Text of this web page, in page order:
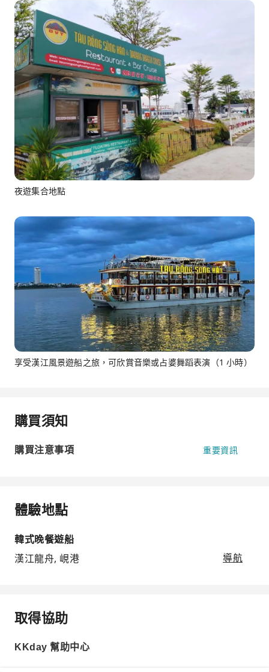
夜遊集合地點
享受漢江風景遊船之旅，可欣賞音樂或占婆舞蹈表演（1 小時）
購買須知
購買注意事項 重要資訊
體驗地點
韓式晚餐遊船
漢江龍舟, 峴港
導航
取得協助
KKday 幫助中心